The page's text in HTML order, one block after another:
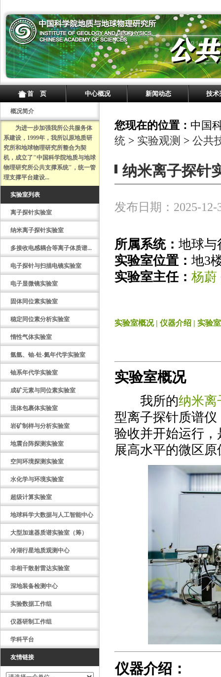
首 页 中心概况 新闻动态 技术
概况简介
为进一步加强我所公共服务体
系建设，1999年，我所以原地质研
究所和地球物理研究所整合为契
机，成立了"中国科学院地质与地球
物理研究所公共支撑系统"，统一管
理支撑平台建设...
实验室列表
离子探针实验室
纳米离子探针实验室
多接收电感耦合等离子体质谱...
电子探针与扫描电镜实验室
电子显微镜实验室
固体同位素实验室
稳定同位素分析实验室
惰性气体实验室
氩氩、铀-钍-氦年代学实验室
铀系年代学实验室
成矿元素与同位素实验室
流体包裹体实验室
岩矿制样与分析实验室
地震台阵探测实验室
空间环境探测实验室
水化学与环境实验室
超级计算实验室
地球科学大数据与人工智能中心
大型加速器质谱实验室（筹）
冷湖行星地质观测中心
非相干散射雷达实验室
深地装备检测中心
实验数据工作组
仪器研制工作组
学科平台
友情链接
您现在的位置： 中国
统 > 实验观测 > 公共
纳米离子探针
发布日期：2025-12-
所属系统： 地球与
实验室位置： 地3
实验室主任： 杨蔚
实验室概况| 仪器介绍 | 实验
实验室概况
我所的纳米离
型离子探针质谱仪
验收并开始运行
展高水平的微区
仪器介绍：